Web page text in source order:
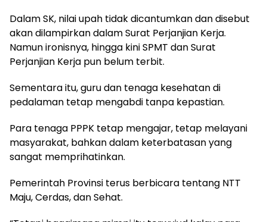
Dalam SK, nilai upah tidak dicantumkan dan disebut
akan dilampirkan dalam Surat Perjanjian Kerja.
Namun ironisnya, hingga kini SPMT dan Surat
Perjanjian Kerja pun belum terbit.
Sementara itu, guru dan tenaga kesehatan di
pedalaman tetap mengabdi tanpa kepastian.
Para tenaga PPPK tetap mengajar, tetap melayani
masyarakat, bahkan dalam keterbatasan yang
sangat memprihatinkan.
Pemerintah Provinsi terus berbicara tentang NTT
Maju, Cerdas, dan Sehat.